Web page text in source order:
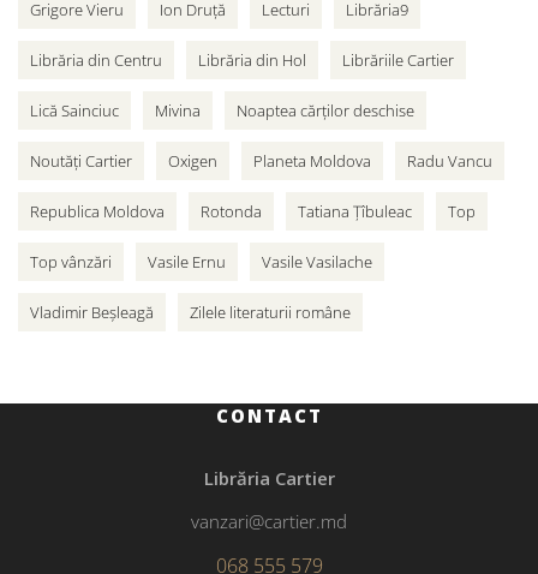
Grigore Vieru Ion Druță Lecturi Librăria9
Librăria din Centru Librăria din Hol Librăriile Cartier
Lică Sainciuc Mivina Noaptea cărților deschise
Noutăți Cartier Oxigen Planeta Moldova Radu Vancu
Republica Moldova Rotonda Tatiana Țîbuleac Top
Top vânzări Vasile Ernu Vasile Vasilache
Vladimir Beșleagă Zilele literaturii române
CONTACT
Librăria Cartier
vanzari@cartier.md
068 555 579